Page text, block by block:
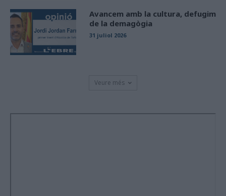
Avancem amb la cultura, defugim
de la demagògia
31 juliol 2026
Veure més